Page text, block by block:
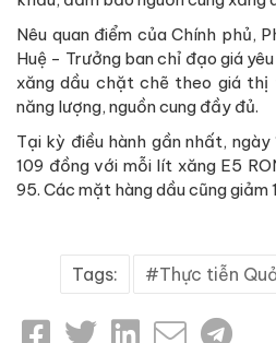
Nêu quan điểm của Chính phủ,
Huệ - Trưởng ban chỉ đạo giá
xăng dầu chặt chẽ theo giá thị
năng lượng, nguồn cung đầy đủ.
Tại kỳ điều hành gần nhất,
109 đồng với mỗi lít xăng E5
95. Các mặt hàng dầu cũng
Tags: Thực tiễn